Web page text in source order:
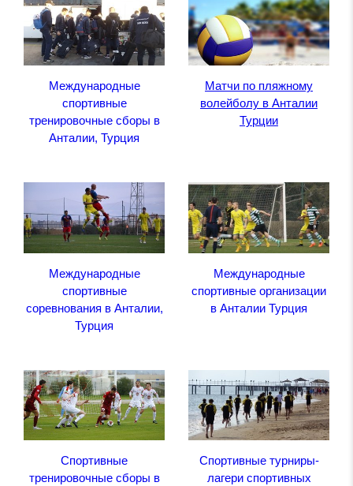
Международные
спортивные
тренировочные сборы в
Анталии, Турция
Матчи по пляжному
волейболу в Анталии
Турции
Международные
спортивные
соревнования в Анталии,
Турция
Международные
спортивные организации
в Анталии Турция
Спортивные
тренировочные сборы в
Спортивные турниры-
лагери спортивных